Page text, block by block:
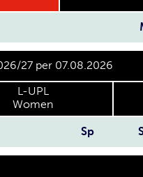
27 per 07.08.2026
L-UPL
Women
Sp